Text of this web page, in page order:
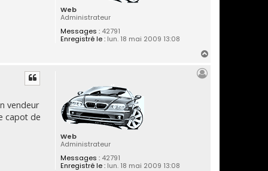
Web
Administrateur
Messages :42791
Enregistré le :lun. 18 mai 2009 13:08
Web
Administrateur
Messages :42791
Enregistré le :lun. 18 mai 2009 13:08
vendeur
capot de